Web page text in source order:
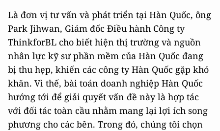
Là đơn vị tư vấn và phát triển tại Hàn Quốc, ông
Park Jihwan, Giám đốc Điều hành Công ty
ThinkforBL cho biết hiện thị trường và nguồn
nhân lực kỹ sư phần mềm của Hàn Quốc đang
bị thu hẹp, khiến các công ty Hàn Quốc gặp khó
khăn. Vì thế, bài toán doanh nghiệp Hàn Quốc
hướng tới để giải quyết vấn đề này là hợp tác
với đối tác toàn cầu nhằm mang lại lợi ích song
phương cho các bên. Trong đó, chúng tôi chọn